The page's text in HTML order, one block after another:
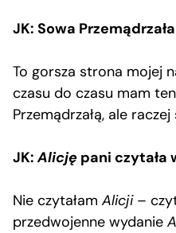
JK: Sowa
To gorsza strona mojej
czasu do czasu mam
Przemądrzałą, ale
JK:Alicję pani czytała
Nie czytałam Alicji–
przedwojenne wydanie